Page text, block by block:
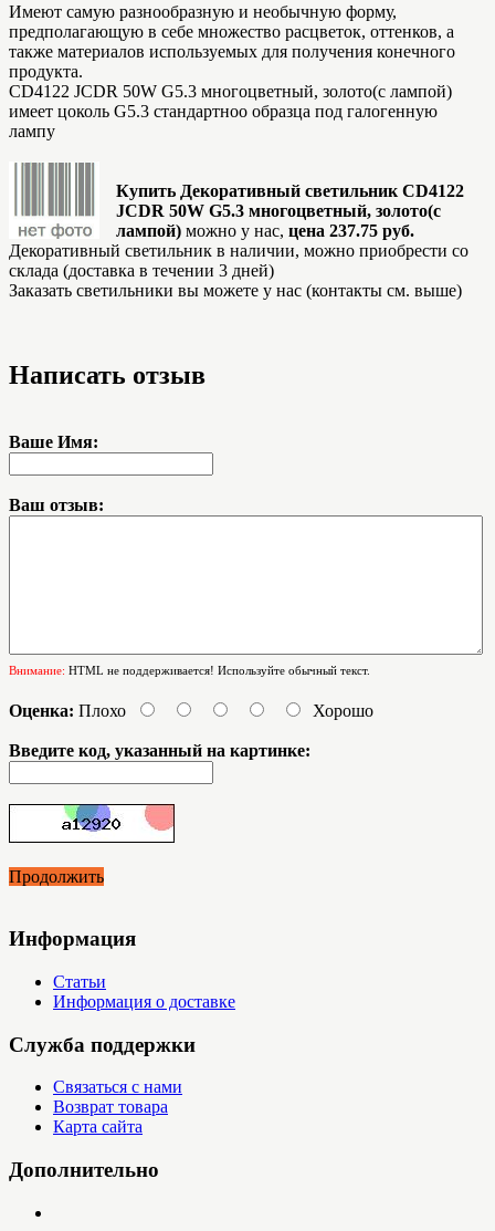
Имеют самую разнообразную и необычную форму,
предполагающую в себе множество расцветок, оттенков, а
также материалов используемых для получения конечного
продукта.
CD4122 JCDR 50W G5.3 многоцветный, золото(с лампой)
имеет цоколь G5.3 стандартноо образца под галогенную
лампу
Купить Декоративный светильник CD4122
JCDR 50W G5.3 многоцветный, золото(с
лампой) можно у нас, цена 237.75 руб.
Декоративный светильник в наличии, можно приобрести со
склада (доставка в течении 3 дней)
Заказать светильники вы можете у нас (контакты см. выше)
Написать отзыв
Ваше Имя:
Ваш отзыв:
Внимание: HTML не поддерживается! Используйте обычный текст.
Оценка: Плохо Хорошо
Введите код, указанный на картинке:
Продолжить
Информация
Статьи
Информация о доставке
Служба поддержки
Связаться с нами
Возврат товара
Карта сайта
Дополнительно